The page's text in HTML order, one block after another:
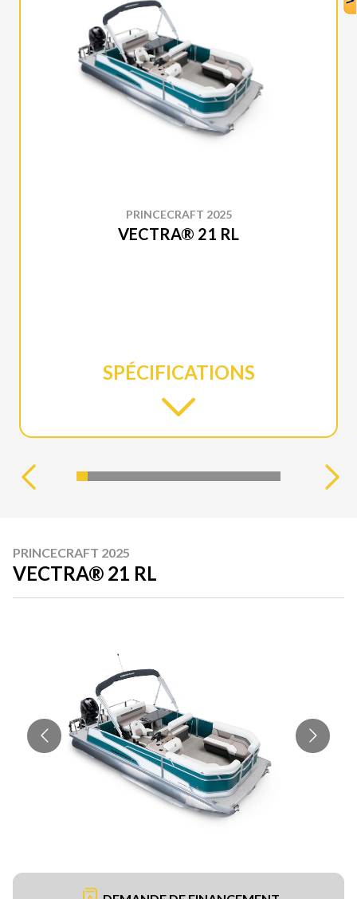
PRINCECRAFT 2025
VECTRA® 21 RL
SPÉCIFICATIONS
PRINCECRAFT 2025
VECTRA® 21 RL